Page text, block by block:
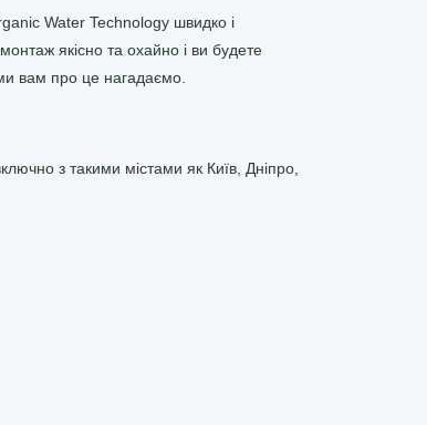
Water Technology швидко і
якісно та охайно і ви будете
вам про це нагадаємо.
з такими містами як Київ, Дніпро,